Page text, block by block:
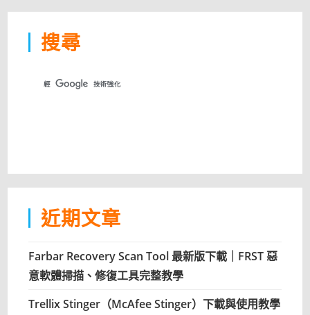
搜尋
近期文章
Farbar Recovery Scan Tool 最新版下載｜FRST 惡
意軟體掃描、修復工具完整教學
Trellix Stinger（McAfee Stinger）下載與使用教學